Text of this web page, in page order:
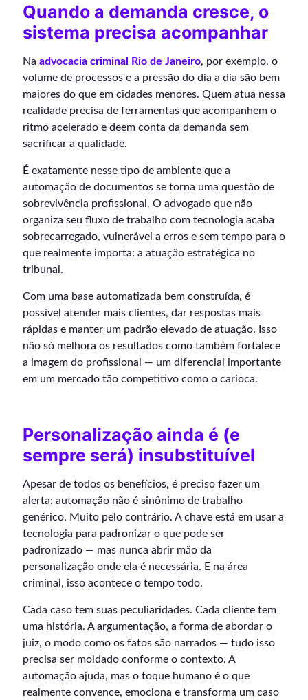
Quando a demanda cresce, o
sistema precisa acompanhar
Na advocacia criminal Rio de Janeiro, por exemplo, o
volume de processos e a pressão do dia a dia são bem
maiores do que em cidades menores. Quem atua nessa
realidade precisa de ferramentas que acompanhem o
ritmo acelerado e deem conta da demanda sem
sacrificar a qualidade.
É exatamente nesse tipo de ambiente que a
automação de documentos se torna uma questão de
sobrevivência profissional. O advogado que não
organiza seu fluxo de trabalho com tecnologia acaba
sobrecarregado, vulnerável a erros e sem tempo para o
que realmente importa: a atuação estratégica no
tribunal.
Com uma base automatizada bem construída, é
possível atender mais clientes, dar respostas mais
rápidas e manter um padrão elevado de atuação. Isso
não só melhora os resultados como também fortalece
a imagem do profissional — um diferencial importante
em um mercado tão competitivo como o carioca.
Personalização ainda é (e
sempre será) insubstituível
Apesar de todos os benefícios, é preciso fazer um
alerta: automação não é sinônimo de trabalho
genérico. Muito pelo contrário. A chave está em usar a
tecnologia para padronizar o que pode ser
padronizado — mas nunca abrir mão da
personalização onde ela é necessária. E na área
criminal, isso acontece o tempo todo.
Cada caso tem suas peculiaridades. Cada cliente tem
uma história. A argumentação, a forma de abordar o
juiz, o modo como os fatos são narrados — tudo isso
precisa ser moldado conforme o contexto. A
automação ajuda, mas o toque humano é o que
realmente convence, emociona e transforma um caso